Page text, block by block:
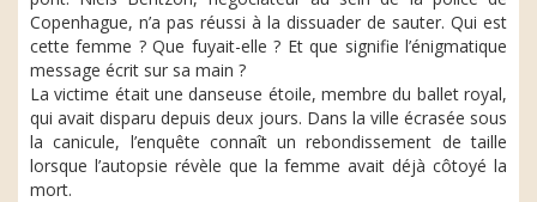
Copenhague, n’a pas réussi à la dissuader de sauter. Qui est
cette femme ? Que fuyait-elle ? Et que signifie l’énigmatique
message écrit sur sa main ?
La victime était une danseuse étoile, membre du ballet royal,
qui avait disparu depuis deux jours. Dans la ville écrasée sous
la canicule, l’enquête connaît un rebondissement de taille
lorsque l’autopsie révèle que la femme avait déjà côtoyé la
mort.